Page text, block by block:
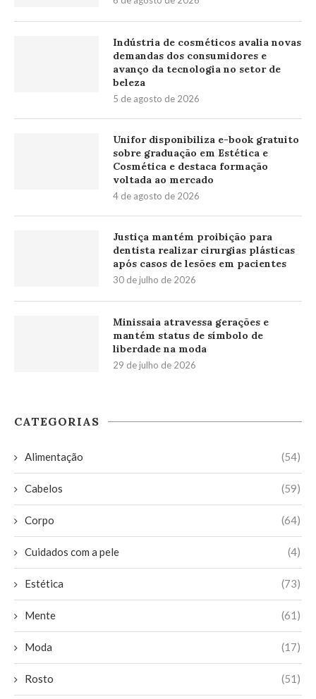
Indústria de cosméticos avalia novas
demandas dos consumidores e
avanço da tecnologia no setor de
beleza
5 de agosto de 2026
Unifor disponibiliza e-book gratuito
sobre graduação em Estética e
Cosmética e destaca formação
voltada ao mercado
4 de agosto de 2026
Justiça mantém proibição para
dentista realizar cirurgias plásticas
após casos de lesões em pacientes
30 de julho de 2026
Minissaia atravessa gerações e
mantém status de símbolo de
liberdade na moda
29 de julho de 2026
CATEGORIAS
Alimentação (54)
Cabelos (59)
Corpo (64)
Cuidados com a pele (4)
Estética (73)
Mente (61)
Moda (17)
Rosto (51)